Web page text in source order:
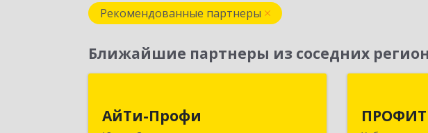
Рекомендованные партнеры
Ближайшие партнеры из соседних
АйТи-Профи
693023, Сахалинская обл, город
680000,